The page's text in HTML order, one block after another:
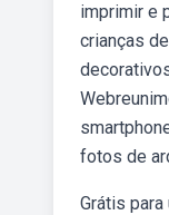
imprimir e
crianças
fotos de
Grátis